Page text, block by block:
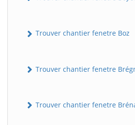
Trouver chantier fenetre Boz
Trouver chantier fenetre
Trouver chantier fenetre